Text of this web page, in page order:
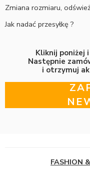
Zmiana rozmiaru,
Jak nadać przesyłkę ?
Kliknij poniżej
Następnie
i otrzymuj
FASHION